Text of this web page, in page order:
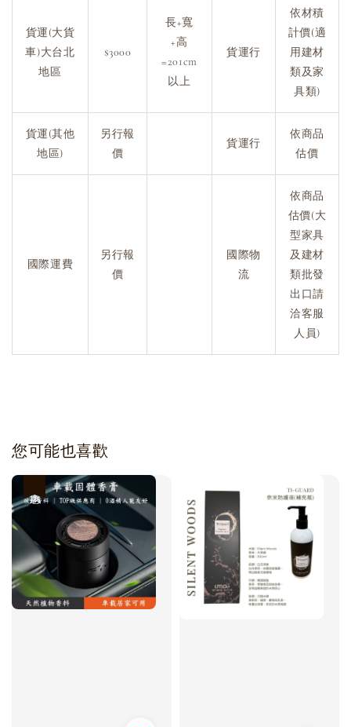
貨運(大貨
車)大台北
地區
$3000
長+寬
+高
=201cm
以上
貨運行
依材積
計價(適
用建材
類及家
具類)
貨運(其他
地區)
另行報
價
貨運行
依商品
估價
國際運費
另行報
價
國際物
流
依商品
估價(大
型家具
及建材
類批發
出口請
洽客服
人員)
您可能也喜歡